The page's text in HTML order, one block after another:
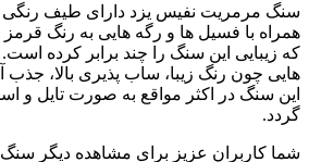
سنگ مرمریت نفیس یزد دارای طیف رنگی
همراه با فسیل ها و رگه هایی به رنگ
که زیبایی این سنگ را چند برابر کرده
هایی چون رنگ زیبا، ساب پذیری بالا،
این سنگ در اکثر مواقع به صورت تایل و
گردد.
شما کاربران عزیز برای مشاهده دیگر